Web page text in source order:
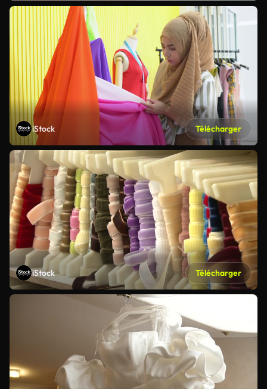
iStock Télécharger
iStock Télécharger